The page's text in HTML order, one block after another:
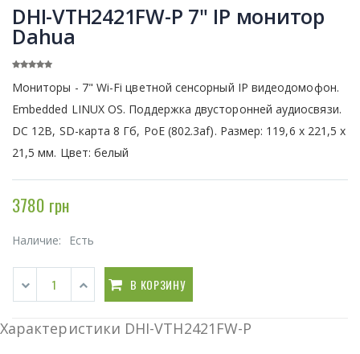
DHI-VTH2421FW-P 7" IP монитор
Dahua
Мониторы - 7" Wi-Fi цветной сенсорный IP видеодомофон.
Embedded LINUX OS. Поддержка двусторонней аудиосвязи.
DC 12В, SD-карта 8 Гб, PoE (802.3af). Размер: 119,6 х 221,5 х
21,5 мм. Цвет: белый
3780 грн
Наличие: Есть
В КОРЗИНУ
Характеристики DHI-VTH2421FW-P